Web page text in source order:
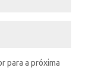
para a próxima